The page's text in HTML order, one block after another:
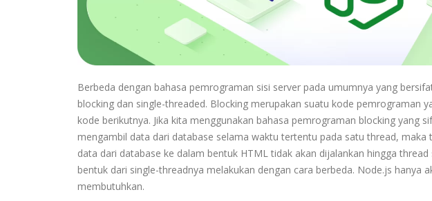
Berbeda dengan bahasa pemrograman sisi server pada umumnya yang
blocking dan single-threaded. Blocking merupakan suatu kode pemrograman
kode berikutnya. Jika kita menggunakan bahasa pemrograman blocking yang
mengambil data dari database selama waktu tertentu pada satu thread, maka
data dari database ke dalam bentuk HTML tidak akan dijalankan hingga
bentuk dari single-threadnya melakukan dengan cara berbeda. Node.js hanya
membutuhkan.